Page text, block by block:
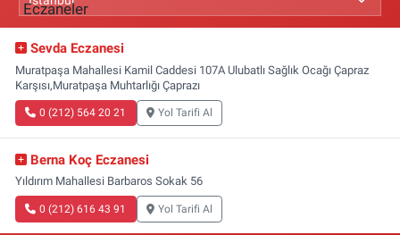
Sevda Eczanesi
Muratpaşa Mahallesi Kamil Caddesi 107A Ulubatlı Sağlık Ocağı Çapraz
Karşısı,Muratpaşa Muhtarlığı Çaprazı
0 (212) 564 20 21 Yol Tarifi Al
Berna Koç Eczanesi
Yıldırım Mahallesi Barbaros Sokak 56
0 (212) 616 43 91 Yol Tarifi Al